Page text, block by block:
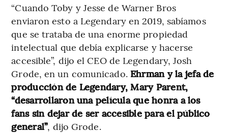
“Cuando Toby y Jesse de Warner Bros
enviaron esto a Legendary en 2019, sabíamos
que se trataba de una enorme propiedad
intelectual que debía explicarse y hacerse
accesible”, dijo el CEO de Legendary, Josh
Grode, en un comunicado. Ehrman y la jefa de
producción de Legendary, Mary Parent,
“desarrollaron una película que honra a los
fans sin dejar de ser accesible para el público
general”, dijo Grode.